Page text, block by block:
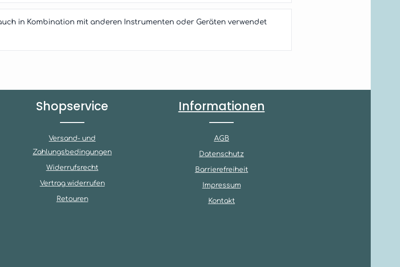
in Kombination mit anderen Instrumenten oder Geräten verwendet
Shopservice
Versand- und
Zahlungsbedingungen
Widerrufsrecht
Vertrag widerrufen
Retouren
Informationen
AGB
Datenschutz
Barrierefreiheit
Impressum
Kontakt